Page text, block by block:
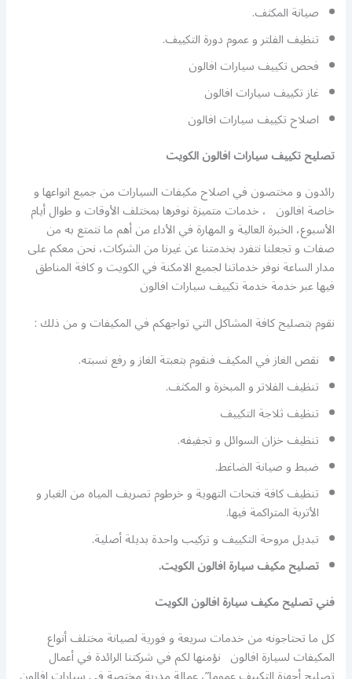
صيانة المكثف.
تنظيف الفلتر و عموم دورة التكييف.
فحص تكييف سيارات افالون
غاز تكييف سيارات افالون
اصلاح تكييف سيارات افالون
تصليح تكييف سيارات افالون الكويت
رائدون و مختصون في اصلاح مكيفات السيارات من جميع انواعها و
خاصة افالون ، خدمات متميزة نوفرها بمختلف الأوقات و طوال أيام
الأسبوع، الخبرة العالية و المهارة في الأداء من أهم ما نتمتع به من
صفات و تجعلنا نتفرد بخدمتنا عن غيرنا من الشركات، نحن معكم على
مدار الساعة نوفر خدماتنا لجميع الامكنة في الكويت و كافة المناطق
فيها عبر خدمة خدمة تكييف سيارات افالون
نقوم بتصليح كافة المشاكل التي تواجهكم في المكيفات و من ذلك :
نقص الغاز في المكيف فنقوم بتعبتة الغاز و رفع نسبته.
تنظيف الفلاتر و المبخرة و المكثف.
تنظيف ثلاجة التكييف
تنظيف خزان السوائل و تجفيفه.
ضبط و صيانة الضاغط.
تنظيف كافة فتحات التهوية و خرطوم تصريف المياه من الغبار و
الأتربة المتراكمة فيها.
تبديل مروحة التكييف و تركيب واحدة بديلة أصلية.
تصليح مكيف سيارة افالون الكويت.
فني تصليح مكيف سيارة افالون الكويت
كل ما تحتاجونه من خدمات سريعة و فورية لصيانة مختلف أنواع
المكيفات لسيارة افالون نؤمنها لكم في شركتنا الرائدة في أعمال